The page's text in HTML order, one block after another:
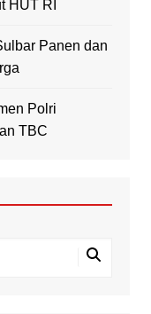
HUT RI
Panen dan
Polri
TBC